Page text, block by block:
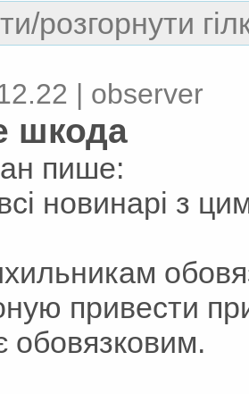
розгорнути
| observеr
шкода
пише:
новинарі з
привести
обовязковим.